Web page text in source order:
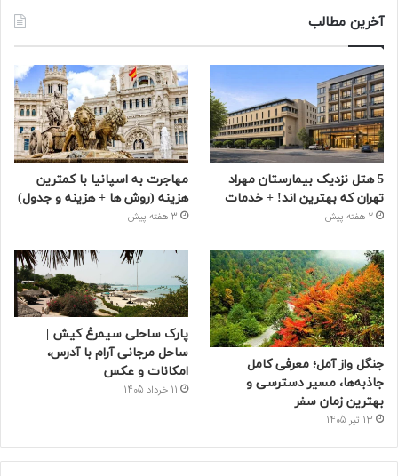
آخرین مطالب
5 هتل نزدیک بیمارستان مهراد
تهران که بهترین‌ اند! + خدمات
2 هفته پیش
مهاجرت به اسپانیا با کمترین
هزینه (روش ها + هزینه و جدول)
3 هفته پیش
جنگل واز آمل؛ معرفی کامل
جاذبه‌ها، مسیر دسترسی و
بهترین زمان سفر
13 تیر 1405
پارک ساحلی سیمرغ کیش |
ساحل مرجانی آرام با آدرس،
امکانات و عکس
11 خرداد 1405